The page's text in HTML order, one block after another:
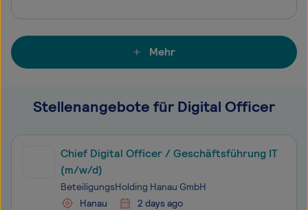
Mehr
Stellenangebote für Digital Officer
Chief Digital Officer / Geschäftsführung IT
(m/w/d)
BeteiligungsHolding Hanau GmbH
Hanau
2 days ago